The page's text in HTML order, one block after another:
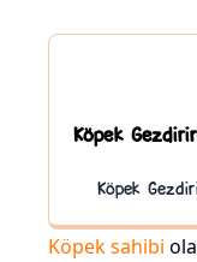
Köpek
Köpek
Köpek sahibi